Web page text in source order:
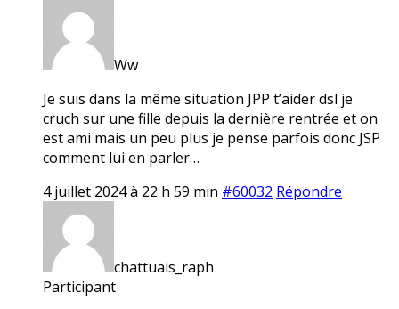
Ww
Je suis dans la même situation JPP t’aider dsl je
cruch sur une fille depuis la dernière rentrée et on
est ami mais un peu plus je pense parfois donc JSP
comment lui en parler…
4 juillet 2024 à 22 h 59 min #60032 Répondre
chattuais_raph
Participant